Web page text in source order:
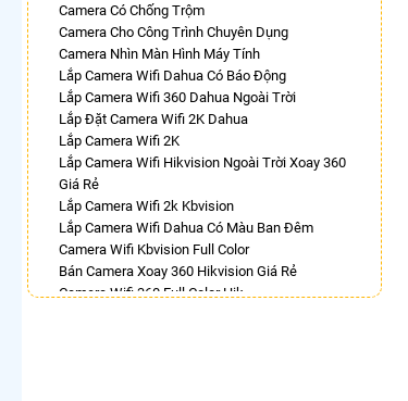
Camera Có Chống Trộm
Camera Cho Công Trình Chuyên Dụng
Camera Nhìn Màn Hình Máy Tính
Lắp Camera Wifi Dahua Có Báo Động
Lắp Camera Wifi 360 Dahua Ngoài Trời
Lắp Đặt Camera Wifi 2K Dahua
Lắp Camera Wifi 2K
Lắp Camera Wifi Hikvision Ngoài Trời Xoay 360
Giá Rẻ
Lắp Camera Wifi 2k Kbvision
Lắp Camera Wifi Dahua Có Màu Ban Đêm
Camera Wifi Kbvision Full Color
Bán Camera Xoay 360 Hikvision Giá Rẻ
Camera Wifi 360 Full Color Hik